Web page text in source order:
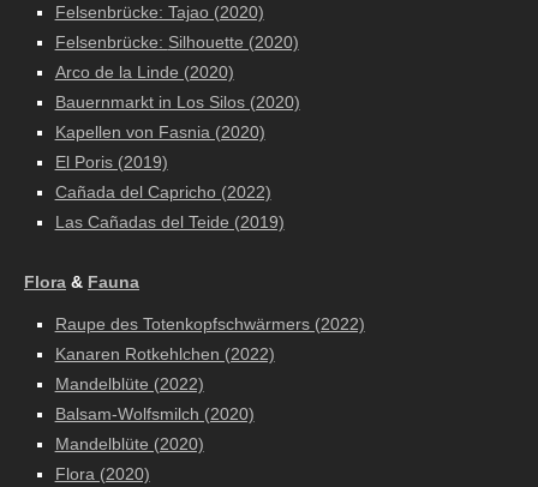
Felsenbrücke: Tajao (2020)
Felsenbrücke: Silhouette (2020)
Arco de la Linde (2020)
Bauernmarkt in Los Silos (2020)
Kapellen von Fasnia (2020)
El Poris (2019)
Cañada del Capricho (2022)
Las Cañadas del Teide (2019)
Flora & Fauna
Raupe des Totenkopfschwärmers (2022)
Kanaren Rotkehlchen (2022)
Mandelblüte (2022)
Balsam-Wolfsmilch (2020)
Mandelblüte (2020)
Flora (2020)